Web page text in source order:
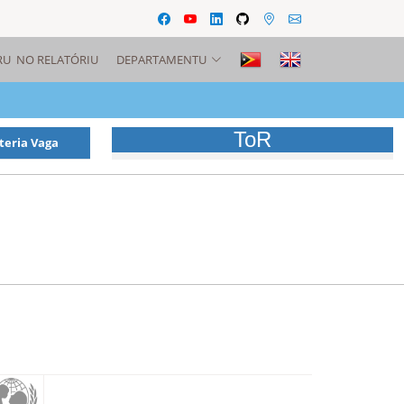
NO RELATÓRIU DEPARTAMENTU
Vaga ToR